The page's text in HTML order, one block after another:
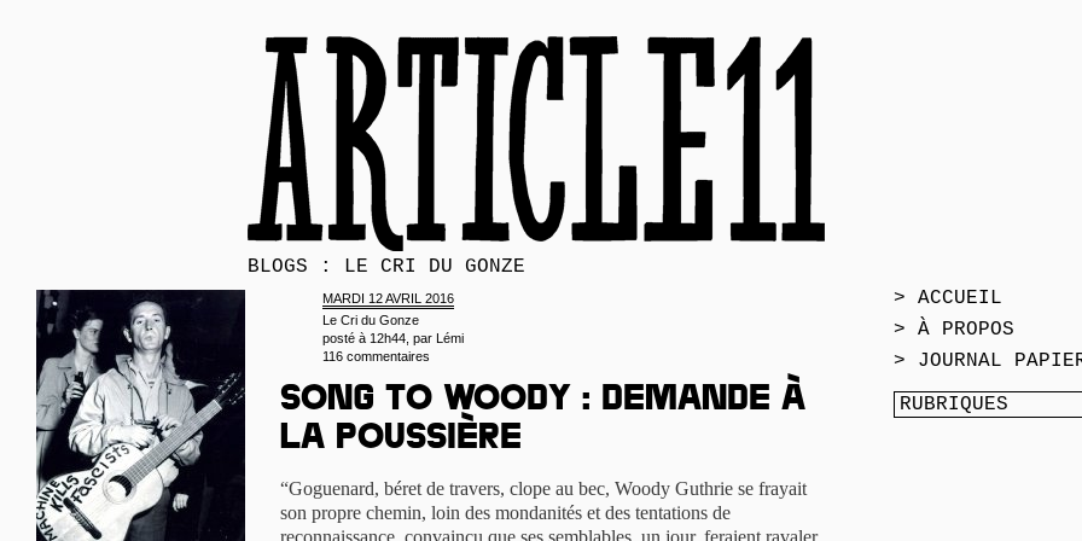
BLOGS : LE CRI DU GONZE
MARDI 12 AVRIL 2016
Le Cri du Gonze
posté à 12h44, par Lémi
116 commentaires
Song to Woody : demande à
la poussière
“Goguenard, béret de travers, clope au bec, Woody Guthrie se frayait
son propre chemin, loin des mondanités et des tentations de
reconnaissance, convaincu que ses semblables, un jour, feraient ravaler
> ACCUEIL
> À PROPOS
> JOURNAL